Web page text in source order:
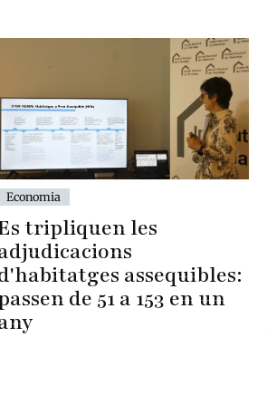
Economia
tripliquen les
assequibles:
de 51 a 153 en un